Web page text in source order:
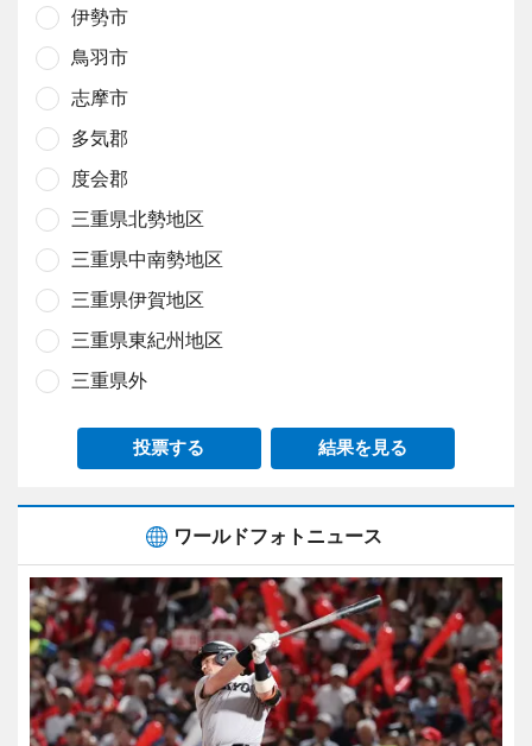
伊勢市
鳥羽市
志摩市
多気郡
度会郡
三重県北勢地区
三重県中南勢地区
三重県伊賀地区
三重県東紀州地区
三重県外
投票する 結果を見る
ワールドフォトニュース